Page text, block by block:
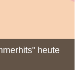
heute